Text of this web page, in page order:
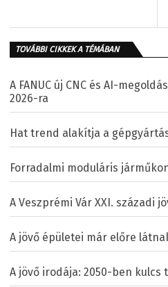
TOVÁBBI CIKKEK A TÉMÁBAN
A FANUC új CNC és AI-
2026-ra
Hat trend alakítja a
Forradalmi moduláris
A Veszprémi Vár XXI. századi
A jövő épületei már előre
A jövő irodája: 2050-ben kulcs